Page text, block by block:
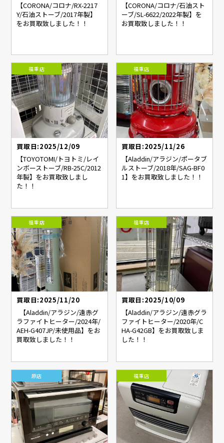
【CORONA/コロナ/RX-2217
Y/石油ストーブ/2017年製】
をお買取致しました！！
【CORONA/コロナ/石油スト
ーブ/SL-6622/2022年製】を
お買取致しました！！
福重店
買取日:2025/12/09
【TOYOTOMI/トヨトミ/レイ
ンボーストーブ/RB-25C/2012
年製】をお買取致しまし
た！！
福重店
買取日:2025/11/26
【Aladdin/アラジン/ポータブ
ルストーブ/2018年/SAG-BF0
1】をお買取致しました！！
福重店
買取日:2025/11/20
【Aladdin/アラジン/遠赤グ
ラファイトヒーター/2024年/
AEH-G407JP/未使用品】をお
買取致しました！！
福重店
買取日:2025/10/09
【Aladdin/アラジン/遠赤グラ
ファイトヒーター/2020年/C
HA-G42GB】をお買取致しま
した！！
原店 福重店